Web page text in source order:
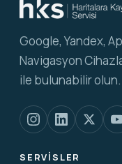
Google, Yandex,
Navigasyon
ile bulunabilir olun.
SERVISLER